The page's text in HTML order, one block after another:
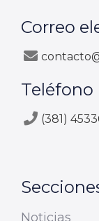
Correo
Teléfono
(381)
Noticias